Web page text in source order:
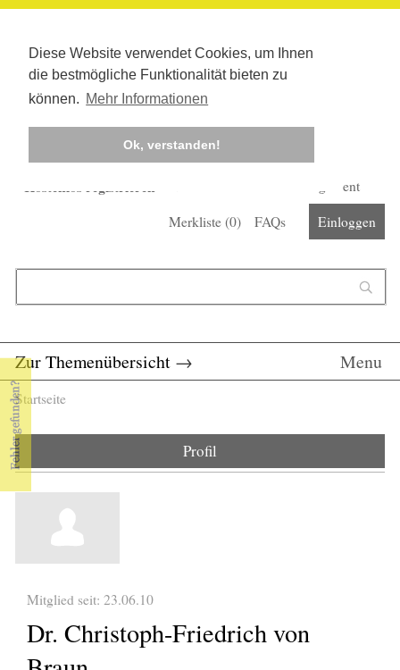
Diese Website verwendet Cookies, um Ihnen
die bestmögliche Funktionalität bieten zu
können. Mehr Informationen
Ok, verstanden!
Kostenlos registrieren
Corona-Management
Merkliste (0) FAQs Einloggen
Zur Themenübersicht → Menu
Sie sind hier
Startseite
Profil
Mitglied seit: 23.06.10
Dr. Christoph-Friedrich von